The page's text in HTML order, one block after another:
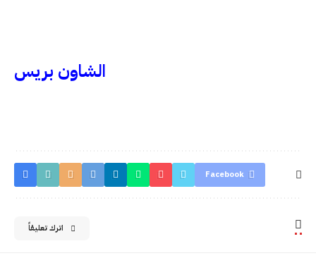
الشاون بريس
Facebook
اترك تعليقاً